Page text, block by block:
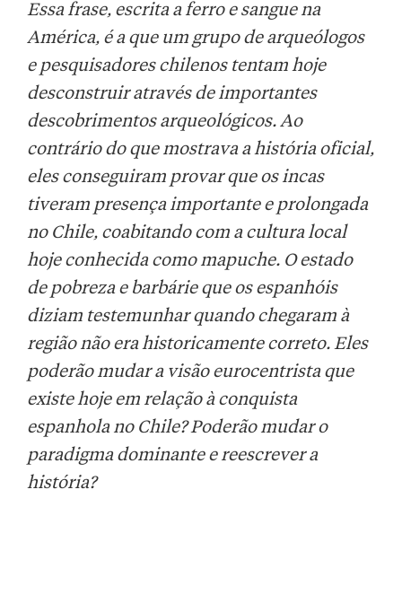
Essa frase, escrita a ferro e sangue na
América, é a que um grupo de arqueólogos
e pesquisadores chilenos tentam hoje
desconstruir através de importantes
descobrimentos arqueológicos. Ao
contrário do que mostrava a história oficial,
eles conseguiram provar que os incas
tiveram presença importante e prolongada
no Chile, coabitando com a cultura local
hoje conhecida como mapuche. O estado
de pobreza e barbárie que os espanhóis
diziam testemunhar quando chegaram à
região não era historicamente correto. Eles
poderão mudar a visão eurocentrista que
existe hoje em relação à conquista
espanhola no Chile? Poderão mudar o
paradigma dominante e reescrever a
história?